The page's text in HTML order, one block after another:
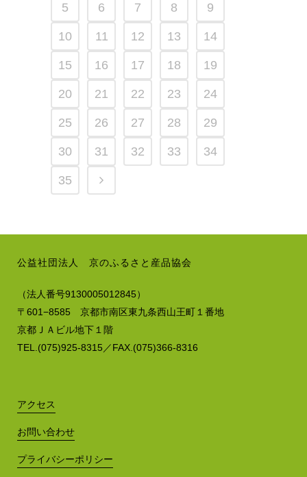
5 6 7 8 9
10 11 12 13 14
15 16 17 18 19
20 21 22 23 24
25 26 27 28 29
30 31 32 33 34
35
公益社団法人 京のふるさと産品協会
（法人番号9130005012845）
〒601−8585 京都市南区東九条西山王町１番地
京都ＪＡビル地下１階
TEL.(075)925-8315／FAX.(075)366-8316
アクセス
お問い合わせ
プライバシーポリシー